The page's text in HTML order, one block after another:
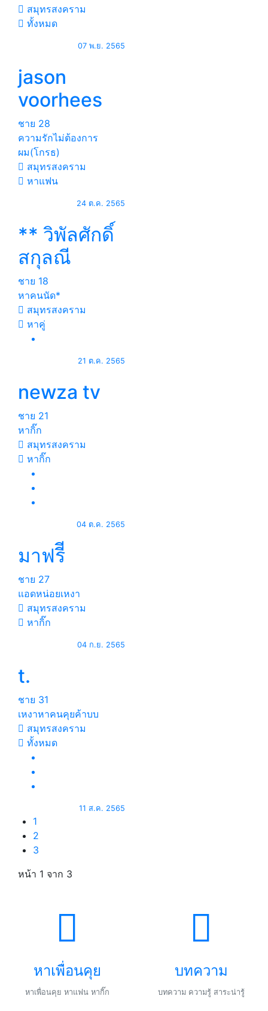
สมุทรสงคราม
ทั้งหมด
07 พ.ย. 2565
jason
voorhees
ชาย 28
ความรักไม่ต้องการ
ผม(โกรธ)
สมุทรสงคราม
หาแฟน
24 ต.ค. 2565
** วิพัลศักดิ์
สกุลณี
ชาย 18
หาคนนัด*
สมุทรสงคราม
หาคู่
21 ต.ค. 2565
newza tv
ชาย 21
หากิ๊ก
สมุทรสงคราม
หากิ๊ก
04 ต.ค. 2565
มาฟรีี
ชาย 27
แอดหน่อยเหงา
สมุทรสงคราม
หากิ๊ก
04 ก.ย. 2565
t.
ชาย 31
เหงาหาคนคุยค้าบบ
สมุทรสงคราม
ทั้งหมด
11 ส.ค. 2565
1
2
3
หน้า 1 จาก 3
หาเพื่อนคุย
หาเพื่อนคุย หาแฟน หากิ๊ก
บทความ
บทความ ความรู้ สาระน่ารู้